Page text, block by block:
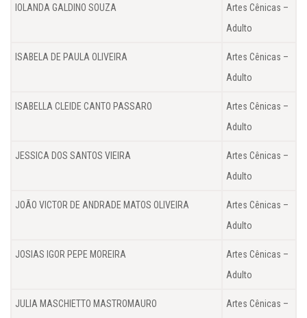
IOLANDA GALDINO SOUZA
Artes Cênicas –
Adulto
ISABELA DE PAULA OLIVEIRA
Artes Cênicas –
Adulto
ISABELLA CLEIDE CANTO PASSARO
Artes Cênicas –
Adulto
JESSICA DOS SANTOS VIEIRA
Artes Cênicas –
Adulto
JOÃO VICTOR DE ANDRADE MATOS OLIVEIRA
Artes Cênicas –
Adulto
JOSIAS IGOR PEPE MOREIRA
Artes Cênicas –
Adulto
JULIA MASCHIETTO MASTROMAURO
Artes Cênicas –